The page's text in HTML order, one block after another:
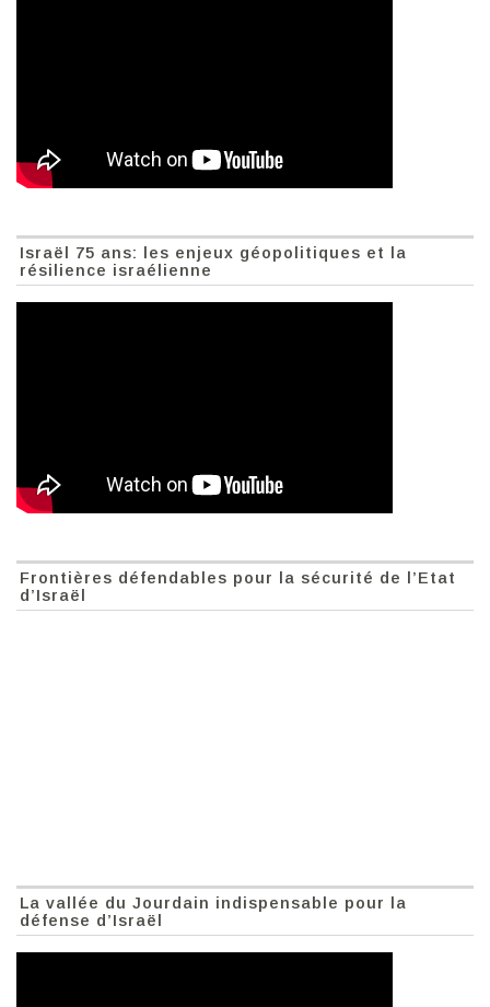
Israël 75 ans: les enjeux géopolitiques et la
résilience israélienne
Frontières défendables pour la sécurité de l’Etat
d’Israël
La vallée du Jourdain indispensable pour la
défense d’Israël